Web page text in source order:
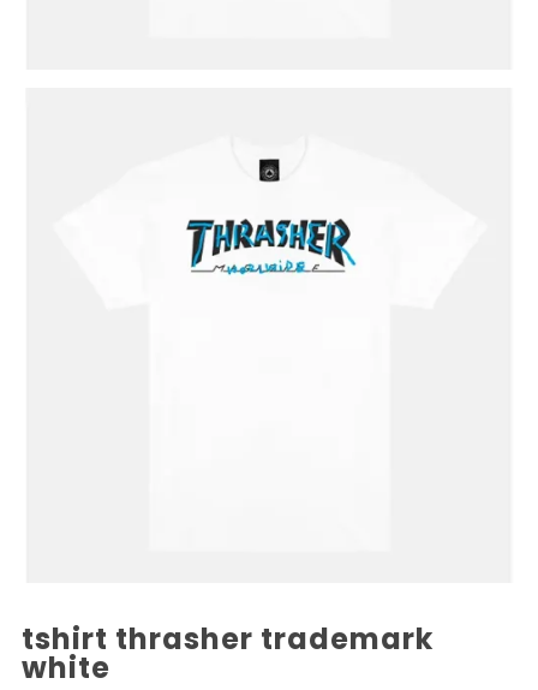
tshirt thrasher trademark
white